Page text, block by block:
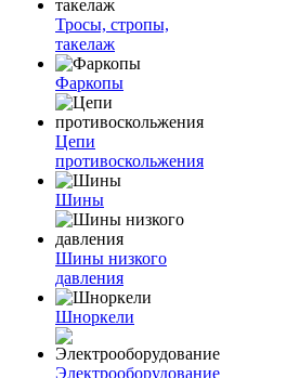
Тросы, стропы,
такелаж
Фаркопы
Цепи
противоскольжения
Шины
Шины низкого
давления
Шноркели
Электрооборудование